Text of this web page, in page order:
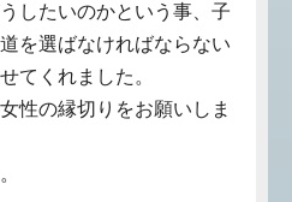
したいのかという事、子
を選ばなければならない
てくれました。
性の縁切りをお願いしま